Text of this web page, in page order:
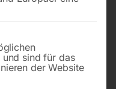
für ergonomisches
für die eine
und sind für das
der Website